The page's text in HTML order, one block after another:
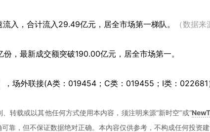
入，合计流入29.49亿元，居全市场第一梯队。 （数据来
，最新成交额突破190.00亿元，居全市场第一。
，场外联接(A类：019454；C类：019455；I类：022681
转载或以其他任何方式使用本内容，须注明来源“新时空”或“
靠，但不保证数据绝对正确。本內容仅供参考，不构成任何投资建